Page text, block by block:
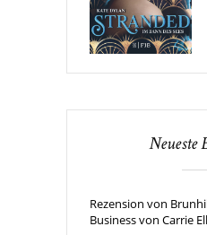
Neueste
Rezension von
Business von Carrie